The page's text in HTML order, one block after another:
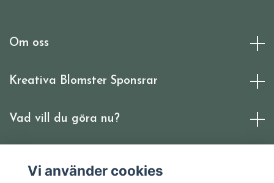
Om oss
Kreativa Blomster Sponsrar
Vad vill du göra nu?
Vi använder cookies